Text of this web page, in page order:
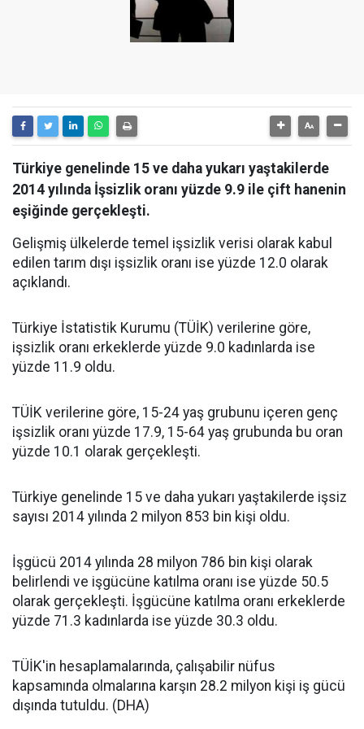
Türkiye genelinde 15 ve daha yukarı yaştakilerde
2014 yılında İşsizlik oranı yüzde 9.9 ile çift hanenin
eşiğinde gerçekleşti.
Gelişmiş ülkelerde temel işsizlik verisi olarak kabul
edilen tarım dışı işsizlik oranı ise yüzde 12.0 olarak
açıklandı.
Türkiye İstatistik Kurumu (TÜİK) verilerine göre,
işsizlik oranı erkeklerde yüzde 9.0 kadınlarda ise
yüzde 11.9 oldu.
TÜİK verilerine göre, 15-24 yaş grubunu içeren genç
işsizlik oranı yüzde 17.9, 15-64 yaş grubunda bu oran
yüzde 10.1 olarak gerçekleşti.
Türkiye genelinde 15 ve daha yukarı yaştakilerde işsiz
sayısı 2014 yılında 2 milyon 853 bin kişi oldu.
İşgücü 2014 yılında 28 milyon 786 bin kişi olarak
belirlendi ve işgücüne katılma oranı ise yüzde 50.5
olarak gerçekleşti. İşgücüne katılma oranı erkeklerde
yüzde 71.3 kadınlarda ise yüzde 30.3 oldu.
TÜİK'in hesaplamalarında, çalışabilir nüfus
kapsamında olmalarına karşın 28.2 milyon kişi iş gücü
dışında tutuldu. (DHA)